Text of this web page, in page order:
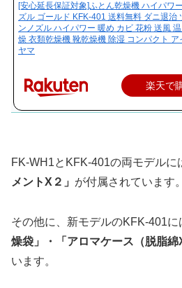
[安心延長保証対象]ふとん乾燥機 ハイパワ
ズル ゴールド KFK-401 送料無料 ダニ退治
ンノズル ハイパワー 暖め カビ 花粉 送風
燥 衣類乾燥機 靴乾燥機 除湿 コンパクト ア
ヤマ
楽天で
FK-WH1とKFK-401の両モデルに
メントX２」 が付属されています。
その他に、新モデルのKFK-401に
燥袋」・「アロマケース（脱脂綿
います。